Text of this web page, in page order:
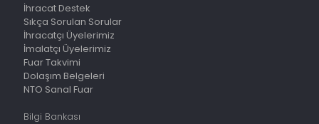
İhracat Destek
Sıkça Sorulan Sorular
İhracatçı Üyelerimiz
İmalatçı Üyelerimiz
Fuar Takvimi
Dolaşım Belgeleri
NTO Sanal Fuar
Bilgi Bankası